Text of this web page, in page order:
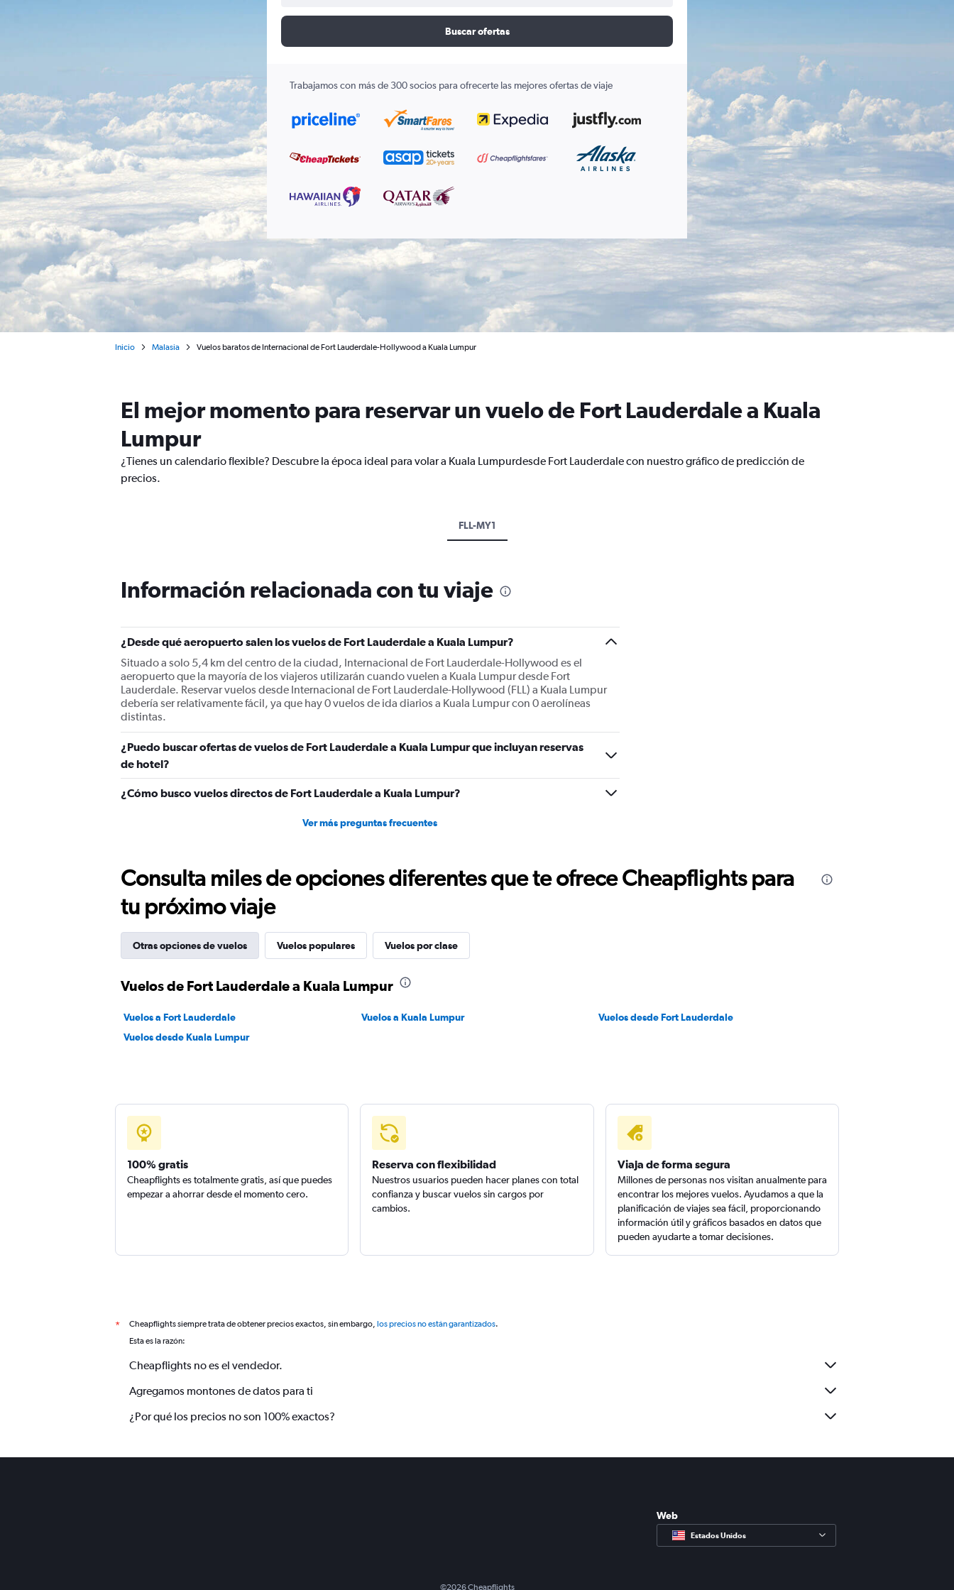
Buscar ofertas
Trabajamos con más de 300 socios para ofrecerte las mejores ofertas de viaje
Inicio Malasia Vuelos baratos de Internacional de Fort Lauderdale-Hollywood a Kuala Lumpur
El mejor momento para reservar un vuelo de Fort Lauderdale a Kuala
Lumpur
¿Tienes un calendario flexible? Descubre la época ideal para volar a Kuala Lumpurdesde Fort Lauderdale con nuestro gráfico de predicción de
precios.
FLL-MY1
Información relacionada con tu viaje
¿Desde qué aeropuerto salen los vuelos de Fort Lauderdale a Kuala Lumpur?
Situado a solo 5,4 km del centro de la ciudad, Internacional de Fort Lauderdale-Hollywood es el
aeropuerto que la mayoría de los viajeros utilizarán cuando vuelen a Kuala Lumpur desde Fort
Lauderdale. Reservar vuelos desde Internacional de Fort Lauderdale-Hollywood (FLL) a Kuala Lumpur
debería ser relativamente fácil, ya que hay 0 vuelos de ida diarios a Kuala Lumpur con 0 aerolíneas
distintas.
¿Puedo buscar ofertas de vuelos de Fort Lauderdale a Kuala Lumpur que incluyan reservas
de hotel?
¿Cómo busco vuelos directos de Fort Lauderdale a Kuala Lumpur?
Ver más preguntas frecuentes
Consulta miles de opciones diferentes que te ofrece Cheapflights para
tu próximo viaje
Otras opciones de vuelos Vuelos populares Vuelos por clase
Vuelos de Fort Lauderdale a Kuala Lumpur
Vuelos a Fort Lauderdale Vuelos a Kuala Lumpur
Vuelos desde Fort Lauderdale
Vuelos desde Kuala Lumpur
100% gratis
Cheapflights es totalmente gratis, así que puedes
empezar a ahorrar desde el momento cero.
Reserva con flexibilidad
Nuestros usuarios pueden hacer planes con total
confianza y buscar vuelos sin cargos por
cambios.
Viaja de forma segura
Millones de personas nos visitan anualmente para
encontrar los mejores vuelos. Ayudamos a que la
planificación de viajes sea fácil, proporcionando
información útil y gráficos basados en datos que
pueden ayudarte a tomar decisiones.
* Cheapflights siempre trata de obtener precios exactos, sin embargo, los precios no están garantizados.
Esta es la razón:
Cheapflights no es el vendedor.
Agregamos montones de datos para ti
¿Por qué los precios no son 100% exactos?
Web
Estados Unidos
©2026Cheapflights